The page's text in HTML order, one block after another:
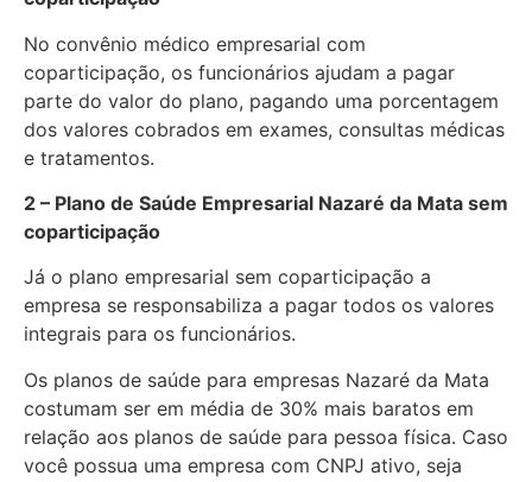
No convênio médico empresarial com
coparticipação, os funcionários ajudam a pagar
parte do valor do plano, pagando uma porcentagem
dos valores cobrados em exames, consultas médicas
e tratamentos.
2 – Plano de Saúde Empresarial Nazaré da Mata sem
coparticipação
Já o plano empresarial sem coparticipação a
empresa se responsabiliza a pagar todos os valores
integrais para os funcionários.
Os planos de saúde para empresas Nazaré da Mata
costumam ser em média de 30% mais baratos em
relação aos planos de saúde para pessoa física. Caso
você possua uma empresa com CNPJ ativo, seja